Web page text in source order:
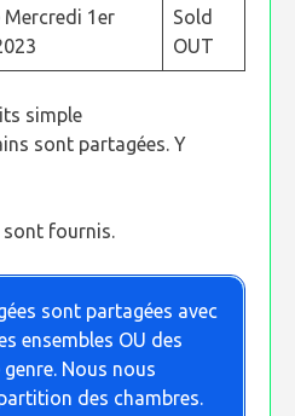
Mercredi 1er
Sold
OUT
simple
sont partagées. Y
sont fournis.
sont partagées avec
ensembles OU des
Nous nous
des chambres.